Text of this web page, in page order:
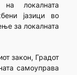
на локалната
јазици во
за локалната
закон, Градот
самоуправа